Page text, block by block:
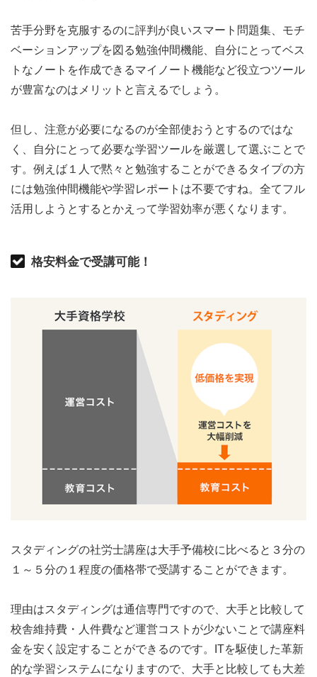
苦手分野を克服するのに評判が良いスマート問題集、モチ
ベーションアップを図る勉強仲間機能、自分にとってベス
トなノートを作成できるマイノート機能など役立つツール
が豊富なのはメリットと言えるでしょう。
但し、注意が必要になるのが全部使おうとするのではな
く、自分にとって必要な学習ツールを厳選して選ぶことで
す。例えば１人で黙々と勉強することができるタイプの方
には勉強仲間機能や学習レポートは不要ですね。全てフル
活用しようとするとかえって学習効率が悪くなります。
格安料金で受講可能！
スタディングの社労士講座は大手予備校に比べると３分の
１～５分の１程度の価格帯で受講することができます。
理由はスタディングは通信専門ですので、大手と比較して
校舎維持費・人件費など運営コストが少ないことで講座料
金を安く設定することができるのです。ITを駆使した革新
的な学習システムになりますので、大手と比較しても大差